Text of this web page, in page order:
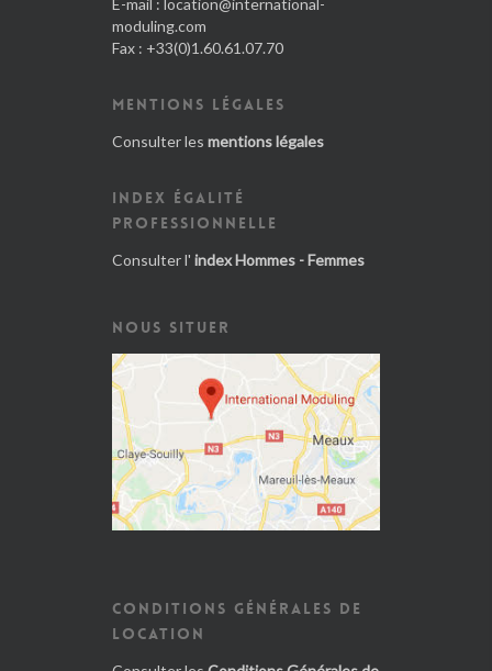
E-mail : location@international-
moduling.com
Fax : +33(0)1.60.61.07.70
MENTIONS LÉGALES
Consulter les mentions légales
INDEX ÉGALITÉ
PROFESSIONNELLE
Consulter l' index Hommes - Femmes
NOUS SITUER
CONDITIONS GÉNÉRALES DE
LOCATION